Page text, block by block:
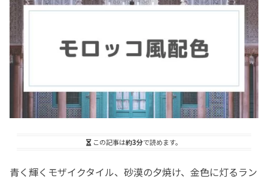
この記事は約3分で読めます。
青く輝くモザイクタイル、砂漠の夕焼け、金色に灯るラン